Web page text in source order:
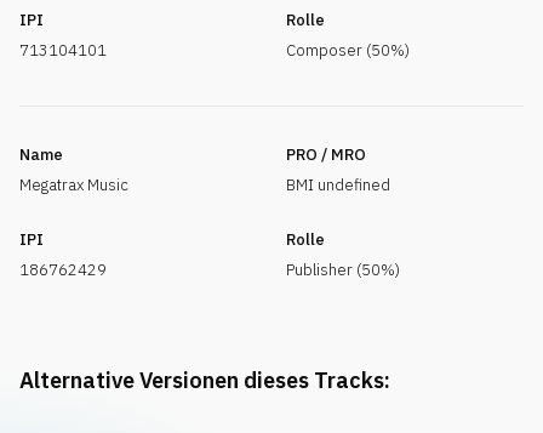
IPI
713104101
Rolle
Composer (50%)
Name
Megatrax Music
PRO / MRO
BMI undefined
IPI
186762429
Rolle
Publisher (50%)
Alternative Versionen dieses Tracks: